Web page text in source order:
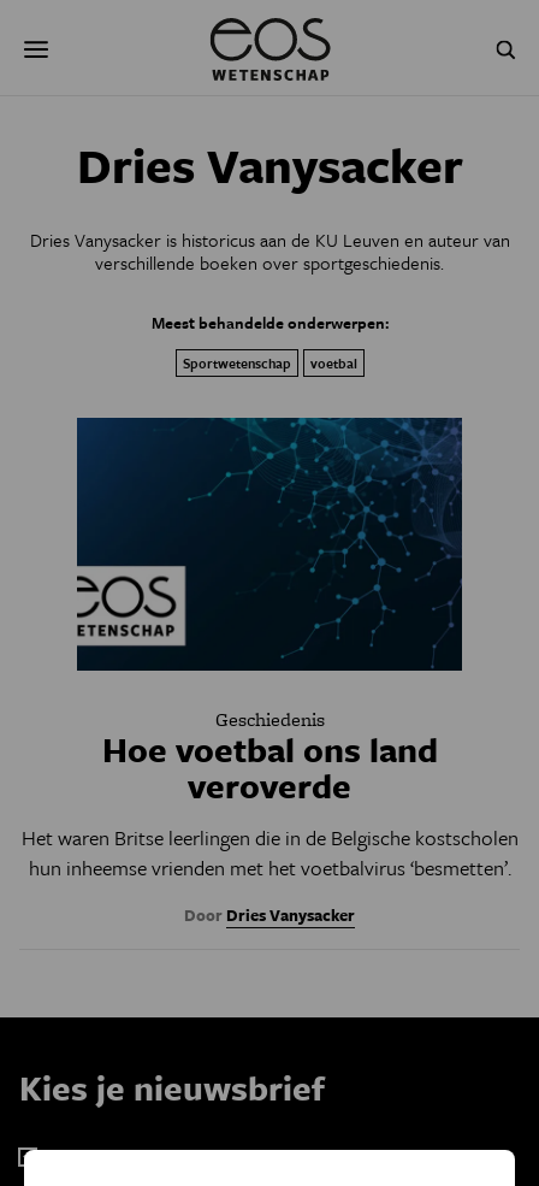
naar
GEZONDHEID RUIMTE
NATUURWETENSCHAPPEN GESCHIEDENIS
Dries Vanysacker
Dries Vanysacker is historicus aan de KU Leuven en auteur van
verschillende boeken over sportgeschiedenis.
Meest behandelde onderwerpen:
Sportwetenschap voetbal
Geschiedenis
Hoe voetbal ons land
veroverde
Het waren Britse leerlingen die in de Belgische kostscholen
hun inheemse vrienden met het voetbalvirus ‘besmetten’.
Door Dries Vanysacker
Kies je nieuwsbrief
Eos Wetenschap